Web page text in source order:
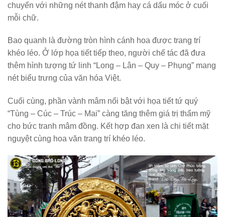
chuyển với những nét thanh đậm hay cá dấu móc ở cuối
mỗi chữ.
Bao quanh là đường tròn hình cánh hoa được trang trí
khéo léo. Ở lớp họa tiết tiếp theo, người chế tác đã đưa
thêm hình tượng tứ linh “Long – Lân – Quy – Phụng” mang
nét biểu trưng của văn hóa Việt.
Cuối cùng, phần vành mâm nổi bật với họa tiết tứ quý
“Tùng – Cúc – Trúc – Mai” càng tăng thêm giá trị thẩm mỹ
cho bức tranh mâm đồng. Kết hợp đan xen là chi tiết mặt
nguyệt cùng hoa văn trang trí khéo léo.